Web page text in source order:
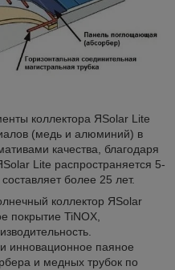
коллектора ЯSolar Lite
(медь и алюминий) в
качества, благодаря
Lite распространяется 5-
более 25 лет.
коллектор ЯSolar
покрытие TiNOX,
инновационное паяное
и медных трубок по